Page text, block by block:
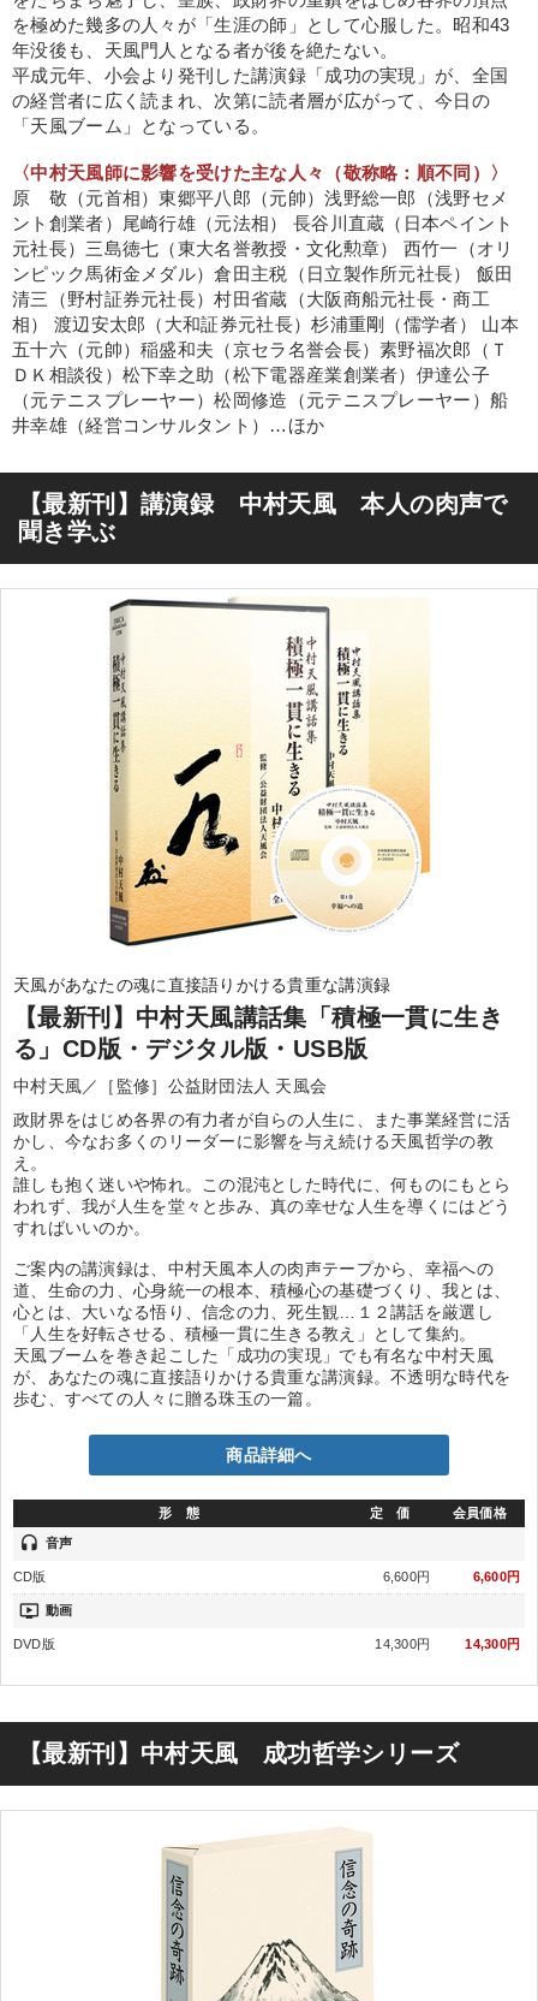
を極めた幾多の人々が「生涯の師」として心服した。昭和43
年没後も、天風門人となる者が後を絶たない。
平成元年、小会より発刊した講演録「成功の実現」が、全国
の経営者に広く読まれ、次第に読者層が広がって、今日の
「天風ブーム」となっている。
〈中村天風師に影響を受けた主な人々（敬称略：順不同）〉
原 敬（元首相）東郷平八郎（元帥）浅野総一郎（浅野セメ
ント創業者）尾崎行雄（元法相） 長谷川直蔵（日本ペイント
元社長）三島徳七（東大名誉教授・文化勲章） 西竹一（オリ
ンピック馬術金メダル）倉田主税（日立製作所元社長） 飯田
清三（野村証券元社長）村田省蔵（大阪商船元社長・商工
相） 渡辺安太郎（大和証券元社長）杉浦重剛（儒学者） 山本
五十六（元帥）稲盛和夫（京セラ名誉会長）素野福次郎（Ｔ
ＤＫ相談役）松下幸之助（松下電器産業創業者）伊達公子
（元テニスプレーヤー）松岡修造（元テニスプレーヤー）船
井幸雄（経営コンサルタント）…ほか
【最新刊】講演録 中村天風 本人の肉声で
聞き学ぶ
天風があなたの魂に直接語りかける貴重な講演録
【最新刊】中村天風講話集「積極一貫に生き
る」CD版・デジタル版・USB版
中村天風／［監修］公益財団法人 天風会
政財界をはじめ各界の有力者が自らの人生に、また事業経営に活
かし、今なお多くのリーダーに影響を与え続ける天風哲学の教
え。
誰しも抱く迷いや怖れ。この混沌とした時代に、何ものにもとら
われず、我が人生を堂々と歩み、真の幸せな人生を導くにはどう
すればいいのか。
ご案内の講演録は、中村天風本人の肉声テープから、幸福への
道、生命の力、心身統一の根本、積極心の基礎づくり、我とは、
心とは、大いなる悟り、信念の力、死生観…１２講話を厳選し
「人生を好転させる、積極一貫に生きる教え」として集約。
天風ブームを巻き起こした「成功の実現」でも有名な中村天風
が、あなたの魂に直接語りかける貴重な講演録。不透明な時代を
歩む、すべての人々に贈る珠玉の一篇。
商品詳細へ
形 態 定 価 会員価格
headset 音声
CD版 6,600円 6,600円
ondemand_video 動画
DVD版 14,300円 14,300円
【最新刊】中村天風 成功哲学シリーズ